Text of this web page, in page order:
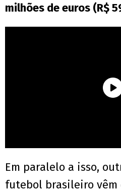
milhões de euros (R$
Em paralelo a isso,
futebol brasileiro vêm